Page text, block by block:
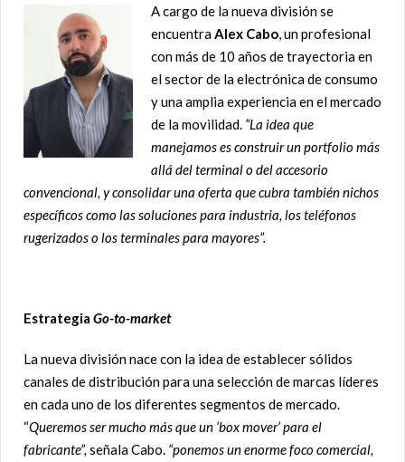
A cargo de la nueva división se
encuentraAlex Cabo, un profesional
con más de 10 años de trayectoria en
el sector de la electrónica de consumo
y una amplia experiencia en el mercado
de la movilidad. “La idea que
manejamos es construir un portfolio más
allá del terminal o del accesorio
convencional, y consolidar una oferta que cubra también nichos
específicos como las soluciones para industria, los teléfonos
rugerizados o los terminales para mayores”.
Estrategia Go-to-market
La nueva división nace con la idea de establecer sólidos
canales de distribución para una selección de marcas líderes
en cada uno de los diferentes segmentos de mercado.
“Queremos ser mucho más que un ‘box mover’ para el
fabricante”, señala Cabo. “ponemos un enorme foco comercial,